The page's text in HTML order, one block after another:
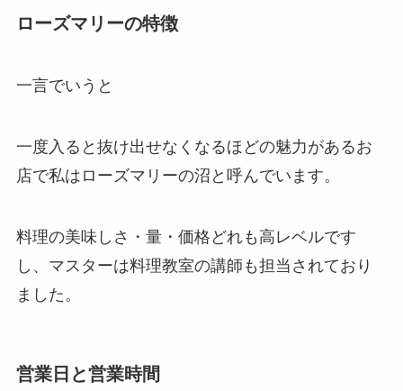
ローズマリーの特徴
一言でいうと
一度入ると抜け出せなくなるほどの魅力があるお
店で私はローズマリーの沼と呼んでいます。
料理の美味しさ・量・価格どれも高レベルです
し、マスターは料理教室の講師も担当されており
ました。
営業日と営業時間